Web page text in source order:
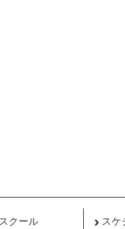
クール スケ